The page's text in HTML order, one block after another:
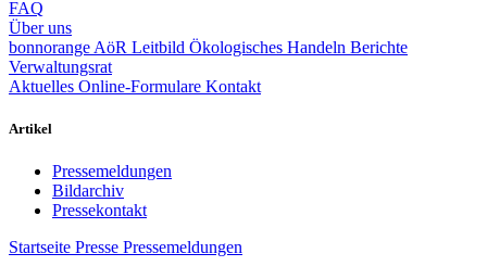
FAQ
Über uns
bonnorange AöR Leitbild Ökologisches Handeln Berichte
Verwaltungsrat
Aktuelles Online-Formulare Kontakt
Artikel
Pressemeldungen
Bildarchiv
Pressekontakt
Startseite Presse Pressemeldungen